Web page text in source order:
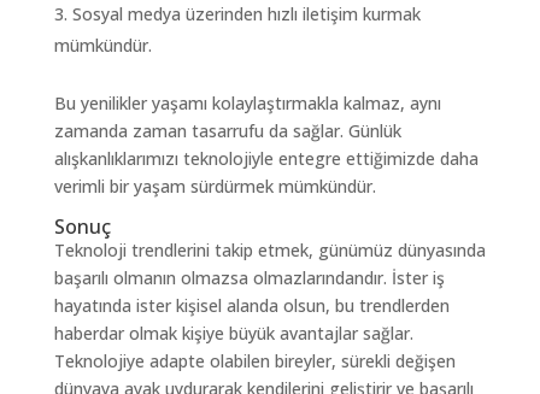
Sosyal medya üzerinden hızlı iletişim kurmak
mümkündür.
Bu yenilikler yaşamı kolaylaştırmakla kalmaz, aynı
zamanda zaman tasarrufu da sağlar. Günlük
alışkanlıklarımızı teknolojiyle entegre ettiğimizde daha
verimli bir yaşam sürdürmek mümkündür.
Sonuç
Teknoloji trendlerini takip etmek, günümüz dünyasında
başarılı olmanın olmazsa olmazlarındandır. İster iş
hayatında ister kişisel alanda olsun, bu trendlerden
haberdar olmak kişiye büyük avantajlar sağlar.
Teknolojiye adapte olabilen bireyler, sürekli değişen
dünyaya ayak uydurarak kendilerini geliştirir ve başarılı